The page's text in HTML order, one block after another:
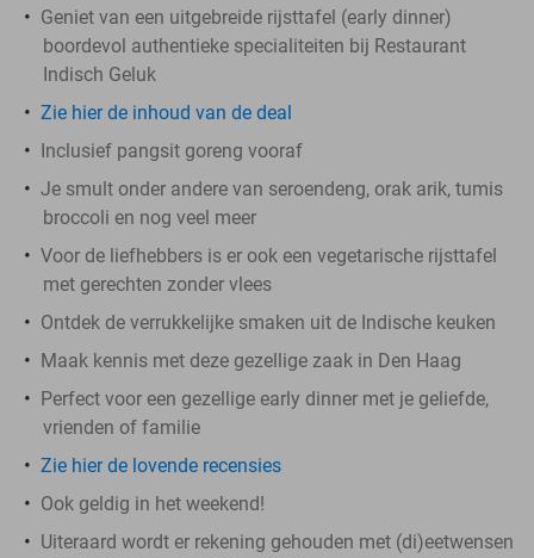
Geniet van een uitgebreide rijsttafel (early dinner)
boordevol authentieke specialiteiten bij Restaurant
Indisch Geluk
Zie hier de inhoud van de deal
Inclusief pangsit goreng vooraf
Je smult onder andere van seroendeng, orak arik, tumis
broccoli en nog veel meer
Voor de liefhebbers is er ook een vegetarische rijsttafel
met gerechten zonder vlees
Ontdek de verrukkelijke smaken uit de Indische keuken
Maak kennis met deze gezellige zaak in Den Haag
Perfect voor een gezellige early dinner met je geliefde,
vrienden of familie
Zie hier de lovende recensies
Ook geldig in het weekend!
Uiteraard wordt er rekening gehouden met (di)eetwensen